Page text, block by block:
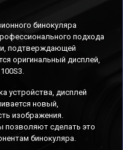
бинокуляра
подхода
подтверждающей
оригинальный дисплей,
устройства, дисплей
новый,
изображения.
позволяют сделать это
бинокуляра.